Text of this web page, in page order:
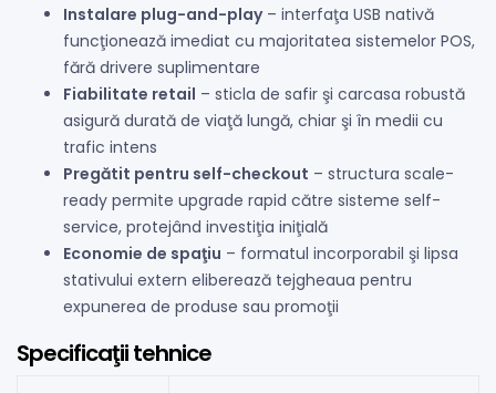
Instalare plug-and-play– interfaţa USB nativă
funcţionează imediat cu majoritatea sistemelor POS,
fără drivere suplimentare
Fiabilitate retail – sticla de safir şi carcasa robustă
asigură durată de viaţă lungă, chiar şi în medii cu
trafic intens
Pregătit pentru self-checkout – structura scale-
ready permite upgrade rapid către sisteme self-
service, protejând investiţia iniţială
Economie de spaţiu – formatul incorporabil şi lipsa
stativului extern eliberează tejgheaua pentru
expunerea de produse sau promoţii
Specificaţii tehnice